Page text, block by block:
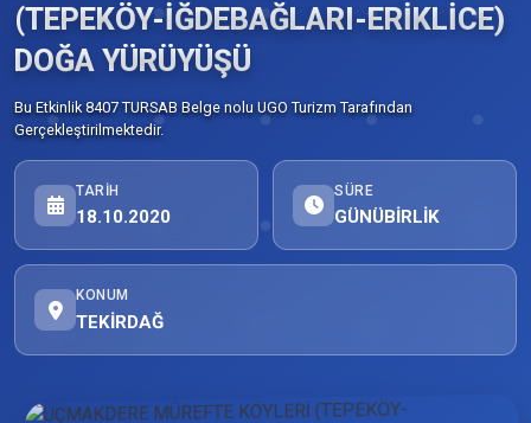
(TEPEKÖY-İĞDEBAĞLARI-ERİKLİCE)
DOĞA YÜRÜYÜŞÜ
Bu Etkinlik 8407 TURSAB Belge nolu UGO Turizm Tarafından
Gerçekleştirilmektedir.
TARIH
18.10.2020
SÜRE
GÜNÜBİRLİK
KONUM
TEKİRDAĞ